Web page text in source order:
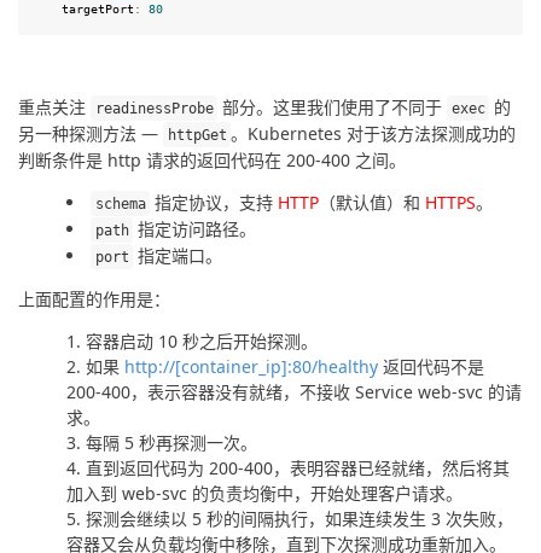
    targetPort
: 80
重点关注 readinessProbe 部分。这里我们使用了不同于 exec 的
另一种探测方法 —
httpGet 。Kubernetes 对于该方法探测成功的
判断条件是 http 请求的返回代码在 200-400 之间。
schema 指定协议，支持 HTTP （默认值）和 HTTPS。
path 指定访问路径。
port 指定端口。
上面配置的作用是：
容器启动 10 秒之后开始探测。
如果 http://[container_ip]:80/healthy 返回代码不是
200-400，表示容器没有就绪，不接收 Service web-svc 的请
求。
每隔 5 秒再探测一次。
直到返回代码为 200-400，表明容器已经就绪，然后将其
加入到 web-svc 的负责均衡中，开始处理客户请求。
探测会继续以 5 秒的间隔执行，如果连续发生 3 次失败，
容器又会从负载均衡中移除，直到下次探测成功重新加入。